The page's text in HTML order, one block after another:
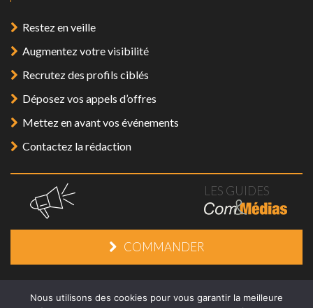
Restez en veille
Augmentez votre visibilité
Recrutez des profils ciblés
Déposez vos appels d’offres
Mettez en avant vos événements
Contactez la rédaction
LES GUIDES
COMMANDER
Mentions légales /Plan du site/Contact
Nous utilisons des cookies pour vous garantir la meilleure